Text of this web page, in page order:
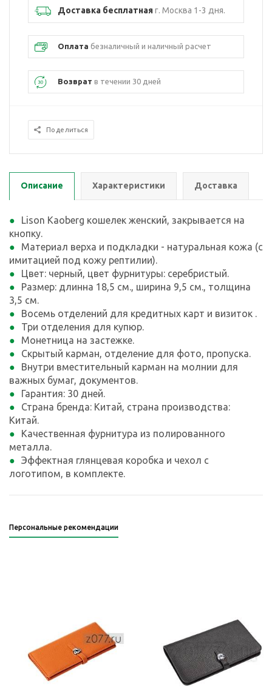
Доставка бесплатнаяг. Москва 1-3 дня.
Оплата безналичный и наличный расчет
Возврат в течении 30 дней
Поделиться
Описание Характеристики Доставка
Lison Kaoberg кошелек женский, закрывается на
кнопку.
Материал верха и подкладки - натуральная кожа (с
имитацией под кожу рептилии).
Цвет: черный, цвет фурнитуры: серебристый.
Размер: длинна 18,5 см., ширина 9,5 см., толщина
3,5 см.
Восемь отделений для кредитных карт и визиток .
Три отделения для купюр.
Монетница на застежке.
Скрытый карман, отделение для фото, пропуска.
Внутри вместительный карман на молнии для
важных бумаг, документов.
Гарантия: 30 дней.
Страна бренда: Китай, страна производства:
Китай.
Качественная фурнитура из полированного
металла.
Эффектная глянцевая коробка и чехол с
логотипом, в комплекте.
Персональные рекомендации